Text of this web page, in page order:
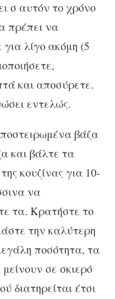
σ αυτόν το χρόνο
πρέπει να
λίγο ακόμη (5
και αποσύρετε.
εντελώς.
βάζα
και βάλτε τα
κουζίνας για 10-
να
τα. Κρατήστε το
την καλύτερη
ποσότητα, τα
σε σκιερό
διατηρείται έτσι